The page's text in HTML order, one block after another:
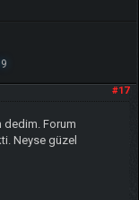
#17
dedim. Forum
Neyse güzel